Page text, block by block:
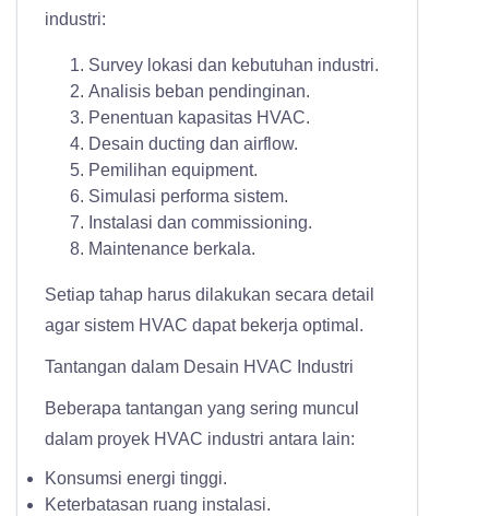
industri:
Survey lokasi dan kebutuhan industri.
Analisis beban pendinginan.
Penentuan kapasitas HVAC.
Desain ducting dan airflow.
Pemilihan equipment.
Simulasi performa sistem.
Instalasi dan commissioning.
Maintenance berkala.
Setiap tahap harus dilakukan secara detail
agar sistem HVAC dapat bekerja optimal.
Tantangan dalam Desain HVAC Industri
Beberapa tantangan yang sering muncul
dalam proyek HVAC industri antara lain:
Konsumsi energi tinggi.
Keterbatasan ruang instalasi.